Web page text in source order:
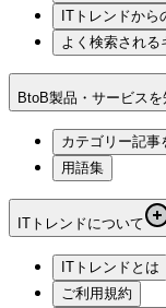
ITトレンドから
よく検索される
BtoB製品・サービスを
カテゴリー記事
用語集
ITトレンドについて
ITトレンドとは
ご利用規約